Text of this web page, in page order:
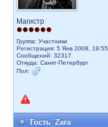
Магистр
Группа: Участники
Регистрация: 5 Янв 2008, 19:55
Сообщений: 32317
Откуда: Санкт-Петербург
Пол:
Гость_Zara